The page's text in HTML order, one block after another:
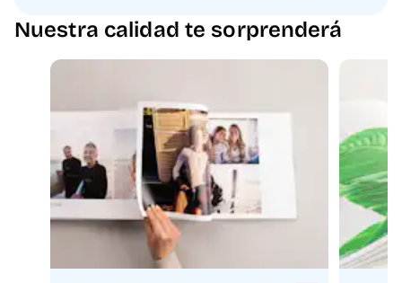
Nuestra calidad te sorprenderá